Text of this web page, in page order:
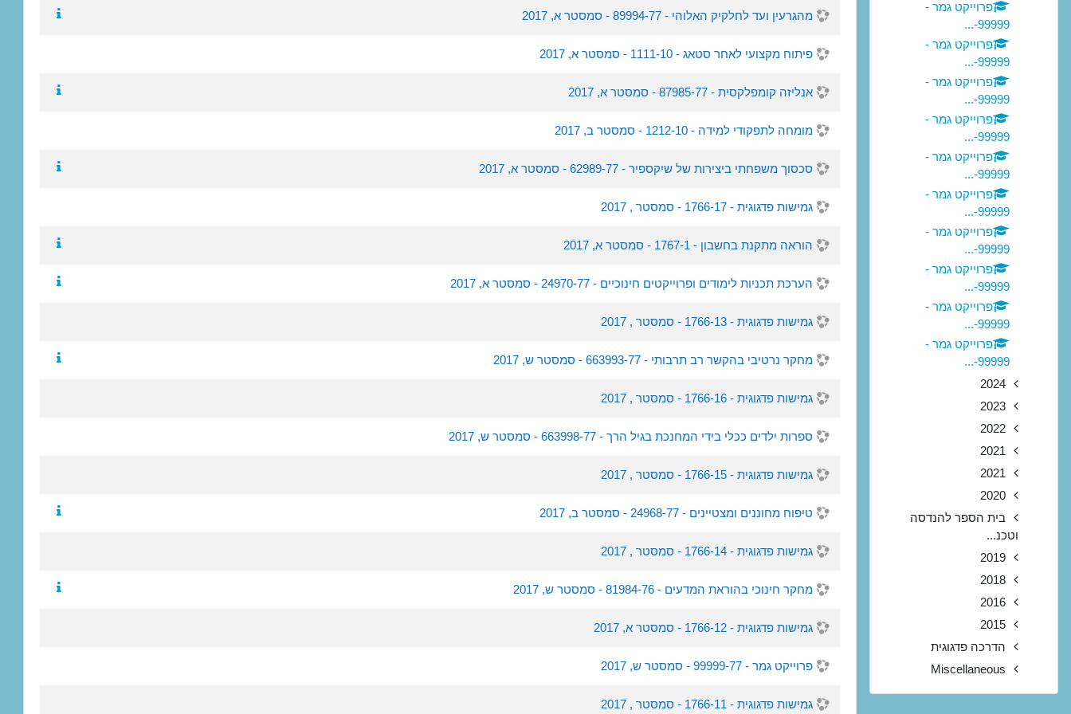
מהגרעין ועד לחלקיק האלוהי - 89994-77 - סמסטר א, 2017
פיתוח מקצועי לאחר סטאג - 1111-10 - סמסטר א, 2017
אנליזה קומפלקסית - 87985-77 - סמסטר א, 2017
מומחה לתפקודי למידה - 1212-10 - סמסטר ב, 2017
סכסוך משפחתי ביצירות של שיקספיר - 62989-77 - סמסטר א, 2017
גמישות פדגוגית - 1766-17 - סמסטר , 2017
הוראה מתקנת בחשבון - 1767-1 - סמסטר א, 2017
הערכת תכניות לימודים ופרוייקטים חינוכיים - 24970-77 - סמסטר א, 2017
גמישות פדגוגית - 1766-13 - סמסטר , 2017
מחקר נרטיבי בהקשר רב תרבותי - 663993-77 - סמסטר ש, 2017
גמישות פדגוגית - 1766-16 - סמסטר , 2017
ספרות ילדים ככלי בידי המחנכת בגיל הרך - 663998-77 - סמסטר ש, 2017
גמישות פדגוגית - 1766-15 - סמסטר , 2017
טיפוח מחוננים ומצטיינים - 24968-77 - סמסטר ב, 2017
גמישות פדגוגית - 1766-14 - סמסטר , 2017
מחקר חינוכי בהוראת המדעים - 81984-76 - סמסטר ש, 2017
גמישות פדגוגית - 1766-12 - סמסטר א, 2017
פרוייקט גמר - 99999-77 - סמסטר ש, 2017
גמישות פדגוגית - 1766-11 - סמסטר , 2017
2024
2023
2022
2021
2021
2020
בית הספר להנדסה
וטכנ...
2019
2018
פרוייקט גמר -
99999-...
פרוייקט גמר -
99999-...
פרוייקט גמר -
99999-...
פרוייקט גמר -
99999-...
פרוייקט גמר -
99999-...
פרוייקט גמר -
99999-...
פרוייקט גמר -
99999-...
פרוייקט גמר -
99999-...
פרוייקט גמר -
99999-...
פרוייקט גמר -
99999-...
2016
2015
הדרכה פדגוגית
Miscellaneous